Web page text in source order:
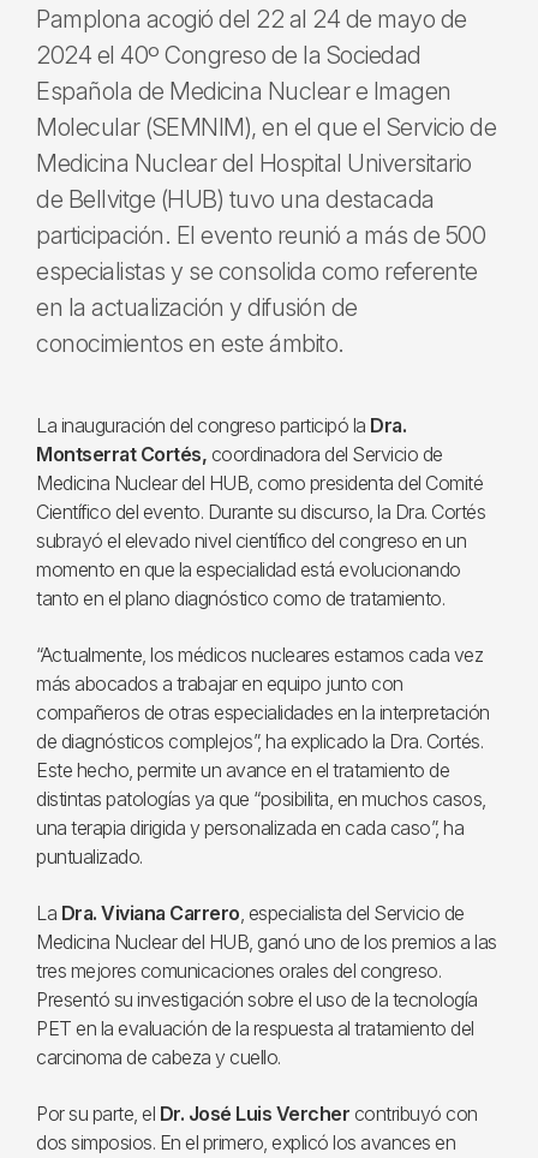
Pamplona acogió del 22 al 24 de mayo de
2024 el 40º Congreso de la Sociedad
Española de Medicina Nuclear e Imagen
Molecular (SEMNIM), en el que el Servicio de
Medicina Nuclear del Hospital Universitario
de Bellvitge (HUB) tuvo una destacada
participación. El evento reunió a más de 500
especialistas y se consolida como referente
en la actualización y difusión de
conocimientos en este ámbito.
La inauguración del congreso participó la Dra.
Montserrat Cortés, coordinadora del Servicio de
Medicina Nuclear del HUB, como presidenta del Comité
Científico del evento. Durante su discurso, la Dra. Cortés
subrayó el elevado nivel científico del congreso en un
momento en que la especialidad está evolucionando
tanto en el plano diagnóstico como de tratamiento.
“Actualmente, los médicos nucleares estamos cada vez
más abocados a trabajar en equipo junto con
compañeros de otras especialidades en la interpretación
de diagnósticos complejos”, ha explicado la Dra. Cortés.
Este hecho, permite un avance en el tratamiento de
distintas patologías ya que “posibilita, en muchos casos,
una terapia dirigida y personalizada en cada caso”, ha
puntualizado.
La Dra. Viviana Carrero, especialista del Servicio de
Medicina Nuclear del HUB, ganó uno de los premios a las
tres mejores comunicaciones orales del congreso.
Presentó su investigación sobre el uso de la tecnología
PET en la evaluación de la respuesta al tratamiento del
carcinoma de cabeza y cuello.
Por su parte, el Dr. José Luis Vercher contribuyó con
dos simposios. En el primero, explicó los avances en